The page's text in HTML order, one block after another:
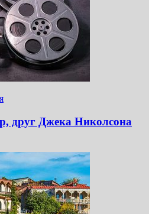
друг Джека Николсона